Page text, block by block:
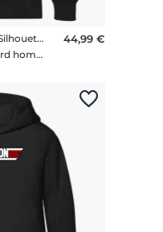
'Chevrolet Corvette C3' Silhouette
Sweat à capuche standard homme
44,99 €